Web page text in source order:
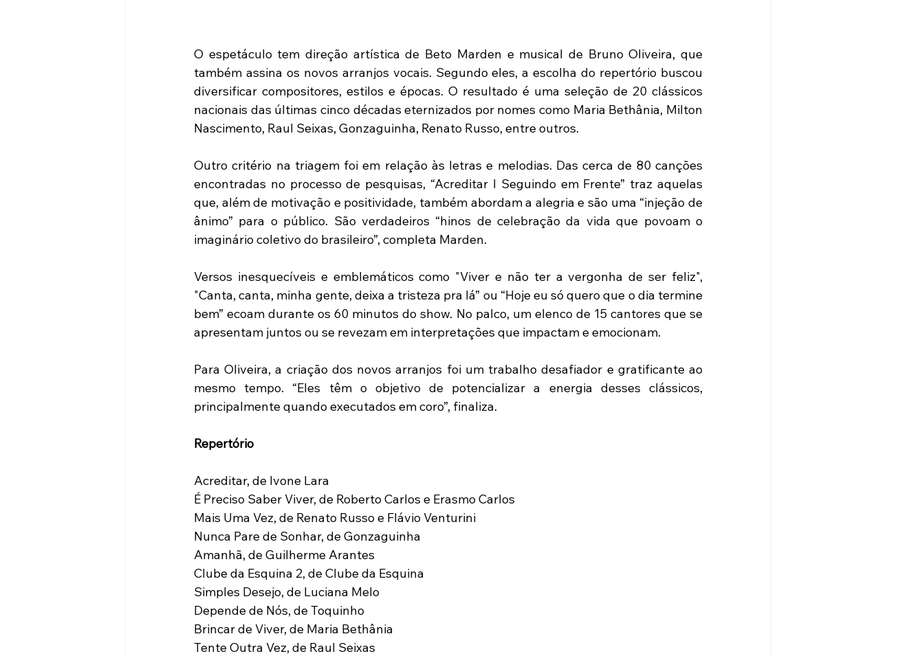
O espetáculo tem direção artística de Beto Marden e musical de Bruno Oliveira, que
também assina os novos arranjos vocais. Segundo eles, a escolha do repertório buscou
diversificar compositores, estilos e épocas. O resultado é uma seleção de 20 clássicos
nacionais das últimas cinco décadas eternizados por nomes como Maria Bethânia, Milton
Nascimento, Raul Seixas, Gonzaguinha, Renato Russo, entre outros.
Outro critério na triagem foi em relação às letras e melodias. Das cerca de 80 canções
encontradas no processo de pesquisas, “Acreditar I Seguindo em Frente” traz aquelas
que, além de motivação e positividade, também abordam a alegria e são uma “injeção de
ânimo” para o público. São verdadeiros “hinos de celebração da vida que povoam o
imaginário coletivo do brasileiro”, completa Marden.
Versos inesquecíveis e emblemáticos como "Viver e não ter a vergonha de ser feliz",
"Canta, canta, minha gente, deixa a tristeza pra lá” ou “Hoje eu só quero que o dia termine
bem” ecoam durante os 60 minutos do show. No palco, um elenco de 15 cantores que se
apresentam juntos ou se revezam em interpretações que impactam e emocionam.
Para Oliveira, a criação dos novos arranjos foi um trabalho desafiador e gratificante ao
mesmo tempo. “Eles têm o objetivo de potencializar a energia desses clássicos,
principalmente quando executados em coro”, finaliza.
Repertório
Acreditar, de Ivone Lara
É Preciso Saber Viver, de Roberto Carlos e Erasmo Carlos
Mais Uma Vez, de Renato Russo e Flávio Venturini
Nunca Pare de Sonhar, de Gonzaguinha
Amanhã, de Guilherme Arantes
Clube da Esquina 2, de Clube da Esquina
Simples Desejo, de Luciana Melo
Depende de Nós, de Toquinho
Brincar de Viver, de Maria Bethânia
Tente Outra Vez, de Raul Seixas